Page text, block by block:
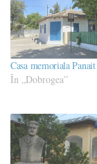
Casa memoriala
În „Dobrogea”